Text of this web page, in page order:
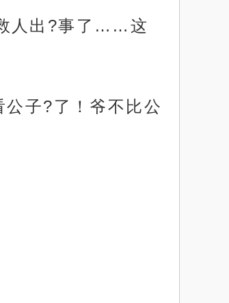
人出?事了……这
子?了！爷不比公